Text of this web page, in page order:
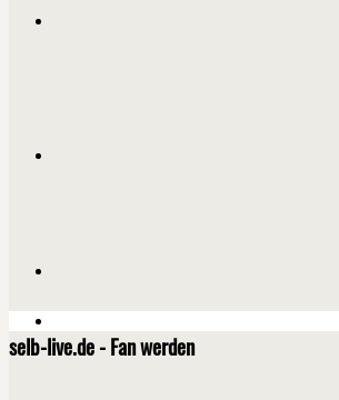
selb-live.de - Fan werden